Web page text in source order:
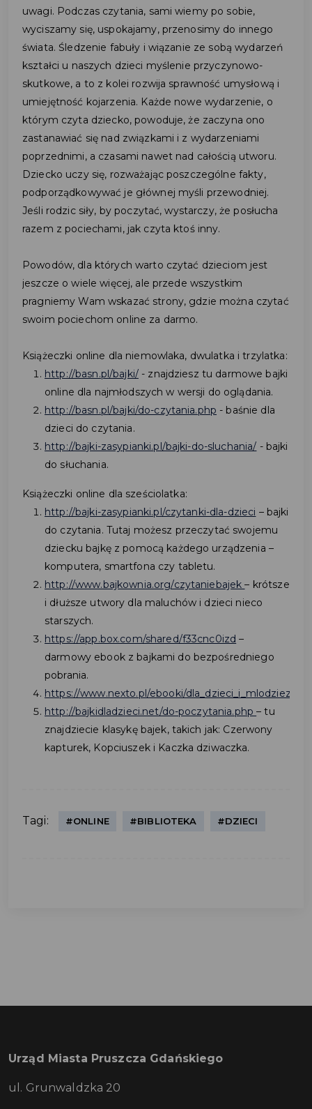
uwagi. Podczas czytania, sami wiemy po sobie,
wyciszamy się, uspokajamy, przenosimy do innego
świata. Śledzenie fabuły i wiązanie ze sobą wydarzeń
kształci u naszych dzieci myślenie przyczynowo-
skutkowe, a to z kolei rozwija sprawność umysłową i
umiejętność kojarzenia. Każde nowe wydarzenie, o
którym czyta dziecko, powoduje, że zaczyna ono
zastanawiać się nad związkami i z wydarzeniami
poprzednimi, a czasami nawet nad całością utworu.
Dziecko uczy się, rozważając poszczególne fakty,
podporządkowywać je głównej myśli przewodniej.
Jeśli rodzic siły, by poczytać, wystarczy, że posłucha
razem z pociechami, jak czyta ktoś inny.
Powodów, dla których warto czytać dzieciom jest
jeszcze o wiele więcej, ale przede wszystkim
pragniemy Wam wskazać strony, gdzie można czytać
swoim pociechom online za darmo.
Książeczki online dla niemowlaka, dwulatka i trzylatka:
http://basn.pl/bajki/- znajdziesz tu darmowe bajki
online dla najmłodszych w wersji do oglądania.
http://basn.pl/bajki/do-czytania.php - baśnie dla
dzieci do czytania.
http://bajki-zasypianki.pl/bajki-do-sluchania/ - bajki
do słuchania.
Książeczki online dla sześciolatka:
http://bajki-zasypianki.pl/czytanki-dla-dzieci – bajki
do czytania. Tutaj możesz przeczytać swojemu
dziecku bajkę z pomocą każdego urządzenia –
komputera, smartfona czy tabletu.
http://www.bajkownia.org/czytaniebajek– krótsze
i dłuższe utwory dla maluchów i dzieci nieco
starszych.
https://app.box.com/shared/f33cnc0izd –
darmowy ebook z bajkami do bezpośredniego
pobrania.
https://www.nexto.pl/ebooki/dla_dzieci_i_mlodziezy
http://bajkidladzieci.net/do-poczytania.php– tu
znajdziecie klasykę bajek, takich jak: Czerwony
kapturek, Kopciuszek i Kaczka dziwaczka.
Tagi: #ONLINE #BIBLIOTEKA #DZIECI
Urząd Miasta Pruszcza Gdańskiego
ul. Grunwaldzka 20